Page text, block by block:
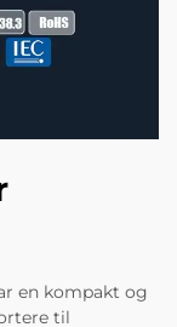
en kompakt og
til